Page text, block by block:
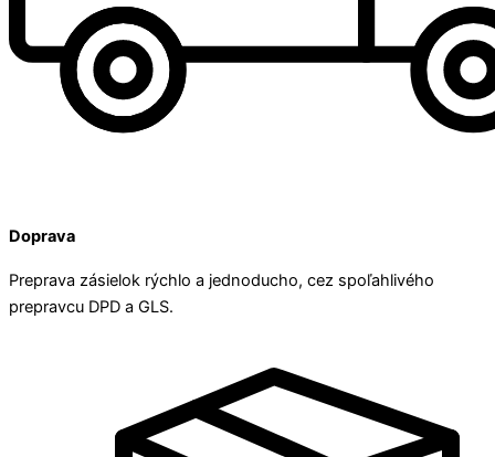
Doprava
Preprava zásielok rýchlo a jednoducho, cez spoľahlivého
prepravcu DPD a GLS.